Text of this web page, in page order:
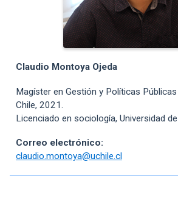
Claudio Montoya Ojeda
Magíster en Gestión y Políticas Públicas
Chile, 2021.
Licenciado en sociología, Universidad
Correo electrónico:
claudio.montoya@uchile.cl